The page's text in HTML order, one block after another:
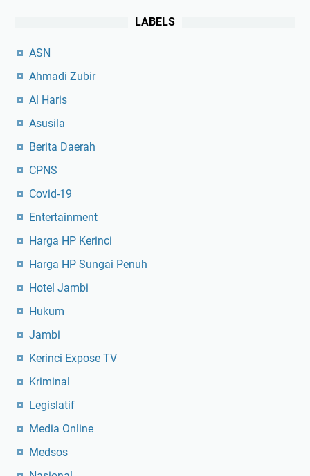
LABELS
ASN
Ahmadi Zubir
Al Haris
Asusila
Berita Daerah
CPNS
Covid-19
Entertainment
Harga HP Kerinci
Harga HP Sungai Penuh
Hotel Jambi
Hukum
Jambi
Kerinci Expose TV
Kriminal
Legislatif
Media Online
Medsos